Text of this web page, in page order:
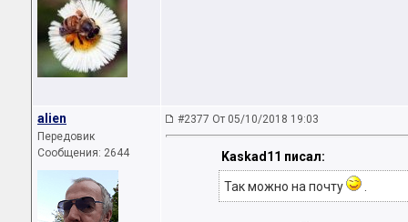
аliеn
Передовик
Сообщения: 2644
#2377 От 05/10/2018 19:03
Kaskad11 писал:
Так можно на почту .